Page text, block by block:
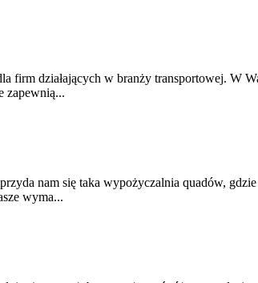
działających w branży transportowej. W
zapewnią...
nam się taka wypożyczalnia quadów,
wyma...